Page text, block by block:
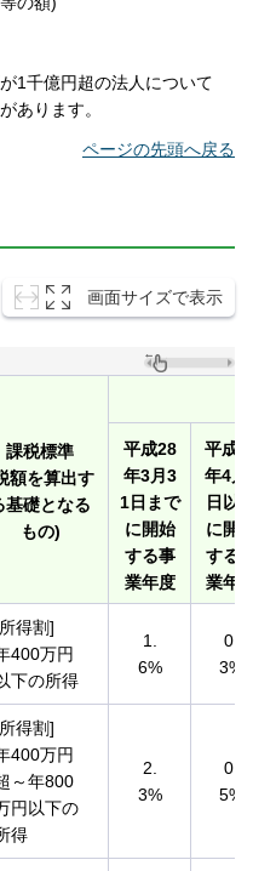
1千億円超の法人について
あります。
ページの先頭へ戻る
画面サイズで表示
課税標準
額を算出す
基礎となる
もの)
平成28
年3月3
1日まで
に開始
する事
業年度
平成
年4月
日以
に開
する
業年
得割]
400万円
下の所得
1.
6%
0.
3%
得割]
400万円
～年800
円以下の
得
2.
3%
0.
5%